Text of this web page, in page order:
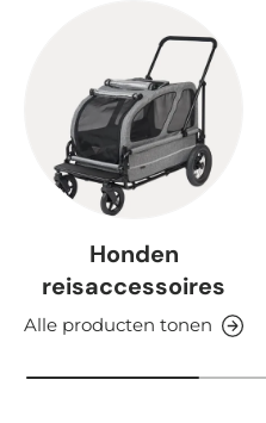
Honden
reisaccessoires
Alle producten tonen